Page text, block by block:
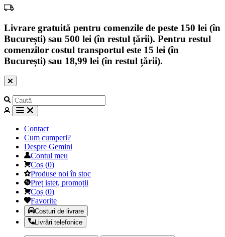
Livrare gratuită pentru comenzile de peste 150 lei (în
București) sau 500 lei (în restul țării). Pentru restul
comenzilor costul transportul este 15 lei (în
București) sau 18,99 lei (în restul țării).
Contact
Cum cumperi?
Despre Gemini
Contul meu
Coș (0)
Produse noi în stoc
Preț isteț, promoții
Coș (0)
Favorite
Costuri de livrare
Livrări telefonice